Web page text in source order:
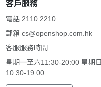
客戶服務
電話 2110 2210
郵箱 cs@openshop.com.hk
客服服務時間:
星期一至六11:30-20:00 星期日
10:30-19:00